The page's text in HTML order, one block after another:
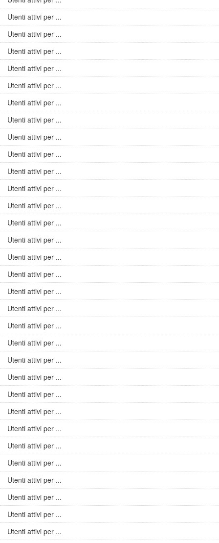
Utenti attivi per ...
Utenti attivi per ...
Utenti attivi per ...
Utenti attivi per ...
Utenti attivi per ...
Utenti attivi per ...
Utenti attivi per ...
Utenti attivi per ...
Utenti attivi per ...
Utenti attivi per ...
Utenti attivi per ...
Utenti attivi per ...
Utenti attivi per ...
Utenti attivi per ...
Utenti attivi per ...
Utenti attivi per ...
Utenti attivi per ...
Utenti attivi per ...
Utenti attivi per ...
Utenti attivi per ...
Utenti attivi per ...
Utenti attivi per ...
Utenti attivi per ...
Utenti attivi per ...
Utenti attivi per ...
Utenti attivi per ...
Utenti attivi per ...
Utenti attivi per ...
Utenti attivi per ...
Utenti attivi per ...
Utenti attivi per ...